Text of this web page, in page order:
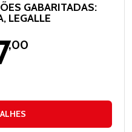
GABARITADAS:
LEGALLE
,00